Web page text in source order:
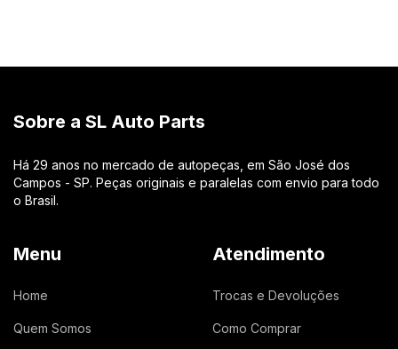
Sobre a SL Auto Parts
Há 29 anos no mercado de autopeças, em São José dos
Campos - SP. Peças originais e paralelas com envio para todo
o Brasil.
Menu
Home
Quem Somos
Atendimento
Trocas e Devoluções
Como Comprar